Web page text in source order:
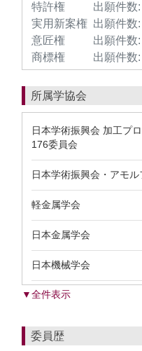
特許権 出願件数:
実用新案権 出願件数:
意匠権
出願件数:
商標権
出願件数:
所属学協会
日本学術振興会 加工プ
176委員会
日本学術振興会・アモ
軽金属学会
日本金属学会
日本機械学会
▼全件表示
委員歴